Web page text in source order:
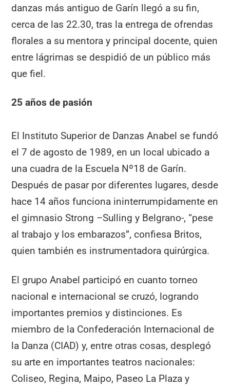
danzas más antiguo de Garín llegó a su fin,
cerca de las 22.30, tras la entrega de ofrendas
florales a su mentora y principal docente, quien
entre lágrimas se despidió de un público más
que fiel.
25 años de pasión
El Instituto Superior de Danzas Anabel se fundó
el 7 de agosto de 1989, en un local ubicado a
una cuadra de la Escuela Nº18 de Garín.
Después de pasar por diferentes lugares, desde
hace 14 años funciona ininterrumpidamente en
el gimnasio Strong –Sulling y Belgrano-, “pese
al trabajo y los embarazos”, confiesa Britos,
quien también es instrumentadora quirúrgica.
El grupo Anabel participó en cuanto torneo
nacional e internacional se cruzó, logrando
importantes premios y distinciones. Es
miembro de la Confederación Internacional de
la Danza (CIAD) y, entre otras cosas, desplegó
su arte en importantes teatros nacionales:
Coliseo, Regina, Maipo, Paseo La Plaza y